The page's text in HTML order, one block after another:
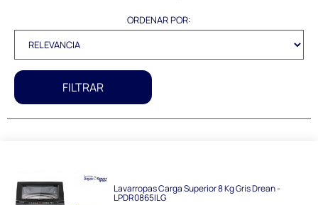
ORDENAR POR:
FILTRAR
Lavarropas Carga Superior 8 Kg Gris Drean -
LPDR0865ILG